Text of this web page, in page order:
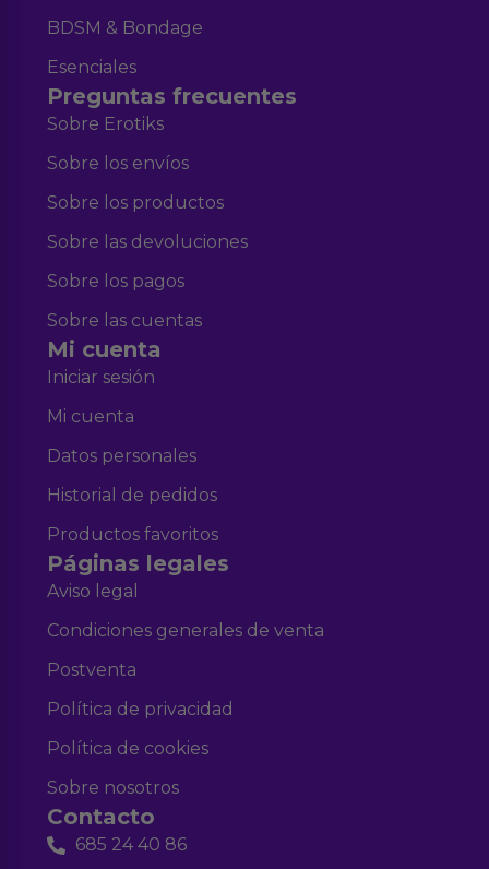
BDSM & Bondage
Esenciales
Preguntas frecuentes
Sobre Erotiks
Sobre los envíos
Sobre los productos
Sobre las devoluciones
Sobre los pagos
Sobre las cuentas
Mi cuenta
Iniciar sesión
Mi cuenta
Datos personales
Historial de pedidos
Productos favoritos
Páginas legales
Aviso legal
Condiciones generales de venta
Postventa
Política de privacidad
Política de cookies
Sobre nosotros
Contacto
685 24 40 86